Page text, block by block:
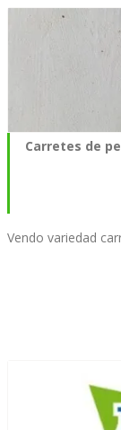
Carretes de
Vendo variedad